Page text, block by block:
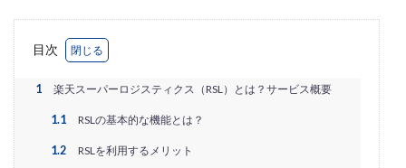
目次
1 楽天スーパーロジスティクス（RSL）とは？サービス概要
1.1 RSLの基本的な機能とは？
1.2 RSLを利用するメリット
ECマーケティング
ECマーケティング戦略
ECモール
EC戦略支援
EC担当者必見
EC支援 ランキング
EC支援サービス